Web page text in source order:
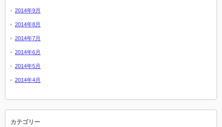
2014年9月
2014年8月
2014年7月
2014年6月
2014年5月
2014年4月
カテゴリー